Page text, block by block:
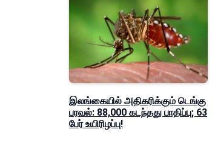
இலங்கையில் அதிகரிக்கும் டெங்கு
பரவல்: 88,000 கடந்தது பாதிப்பு; 63
பேர் உயிரிழப்பு!